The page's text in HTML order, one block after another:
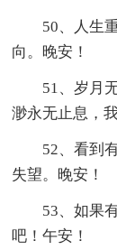
50、人生重
向。晚安！
51、岁月无
渺永无止息，
52、看到有
失望。晚安！
53、如果有
吧！午安！